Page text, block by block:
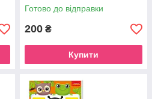
Готово до відправки
200 ₴
Купити